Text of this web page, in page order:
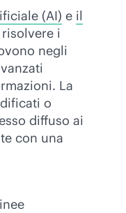
(AI) e il
i
negli
La
o
diffuso ai
con una